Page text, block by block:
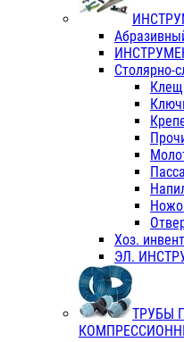
Столярно-
Хоз.
ЭЛ.
ТРУБЫ